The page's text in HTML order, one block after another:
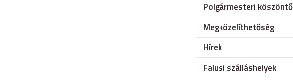
Polgármesteri köszöntő
Megközelíthetőség
Hírek
Falusi szálláshelyek